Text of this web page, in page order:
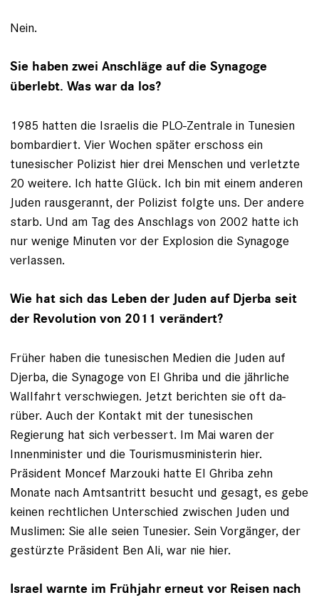
Nein.
Sie haben zwei Anschläge auf die Synagoge
überlebt. Was war da los?
1985 hatten die Israelis die PLO-Zentrale in Tunesien
bombardiert. Vier Wochen später erschoss ein
tunesischer Polizist hier drei Menschen und verletzte
20 ­weitere. Ich hatte Glück. Ich bin mit einem anderen
Juden rausgerannt, der Polizist folgte uns. Der andere
starb. Und am Tag des Anschlags von 2002 hatte ich
nur wenige Minuten vor der Explosion die Synagoge
verlassen.
Wie hat sich das Leben der Juden auf Djerba seit
der Revolution von 2011 verändert?
Früher haben die tunesischen Medien die Juden auf
Djerba, die Synagoge von El Ghriba und die jährliche
Wallfahrt ­verschwiegen. Jetzt berichten sie oft da­
rüber. Auch der Kontakt mit der tune­si­schen
Regierung hat sich verbessert. Im Mai waren der
Innenminister und die Tourismusminis­terin hier.
Präsident Moncef Marzouki hatte El Ghriba zehn
Monate nach Amtsantritt besucht und gesagt, es gebe
­keinen rechtlichen Unterschied zwischen Juden und
Muslimen: Sie alle seien Tunesier. Sein Vorgänger, der
gestürzte Prä­sident Ben Ali, war nie hier.
Israel warnte im Frühjahr erneut vor Reisen nach